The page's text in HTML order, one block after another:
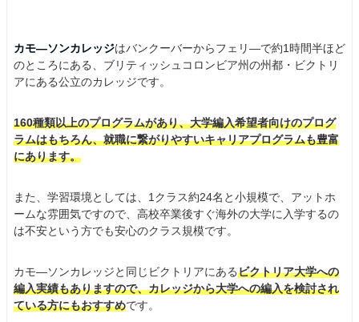
カモ―ソンカレッジはバンクーバーからフェリ―で約1時間半ほど
のところにある、ブリティッシュコロンビア州の州都・ビクトリ
アにある公立のカレッジです。
160種類以上のプログラムがあり、大学編入希望者向けのプログ
ラムはもちろん、就職に繋がりやすいキャリアプログラムも豊富
にあります。
また、学習環境としては、1クラス約24名と小規模で、アットホ
ームな雰囲気ですので、高校卒業後すぐ海外の大学に入学するの
は不安という方でも安心のクラス規模です。
カモ―ソンカレッジと同じビクトリアにあるビクトリア大学への
編入実績もありますので、カレッジから大学への編入を検討され
ている方にもおすすめです。